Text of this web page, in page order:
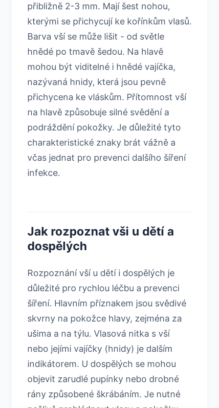
přibližně 2-3 mm. Mají šest nohou,
kterými se přichycují ke kořínkům vlasů.
Barva vší se může lišit - od světle
hnědé po tmavě šedou. Na hlavě
mohou být viditelné i hnědé vajíčka,
nazývaná hnidy, která jsou pevně
přichycena ke vláskům. Přítomnost vší
na hlavě způsobuje silné svědění a
podráždění pokožky. Je důležité tyto
charakteristické znaky brát vážně a
včas jednat pro prevenci dalšího šíření
infekce.
Jak rozpoznat vši u dětí a
dospělých
Rozpoznání vší u dětí i dospělých je
důležité pro rychlou léčbu a prevenci
šíření. Hlavním příznakem jsou svědivé
skvrny na pokožce hlavy, zejména za
ušima a na týlu. Vlasová nitka s vší
nebo jejími vajíčky (hnidy) je dalším
indikátorem. U dospělých se mohou
objevit zarudlé pupínky nebo drobné
rány způsobené škrábáním. Je nutné